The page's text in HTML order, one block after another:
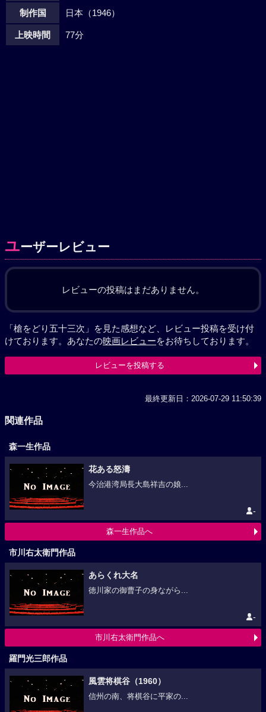
制作国 日本（1946）
上映時間 77分
ユーザーレビュー
レビューの投稿はまだありません。
「槍をどり五十三次」を見た感想など、レビュー投稿を受け付
けております。あなたの映画レビューをお待ちしております。
レビューを投稿する
最終更新日：2026-07-29 11:50:39
関連作品
森一生作品
花ある怒濤
今治港湾局長大島祥吉の娘...
-
森一生作品へ
市川右太衛門作品
あらくれ大名
徳川家の御曹子の身ながら...
-
市川右太衛門作品へ
羅門光三郎作品
風雲将棋谷（1960）
信州の南、将棋谷に平家の...